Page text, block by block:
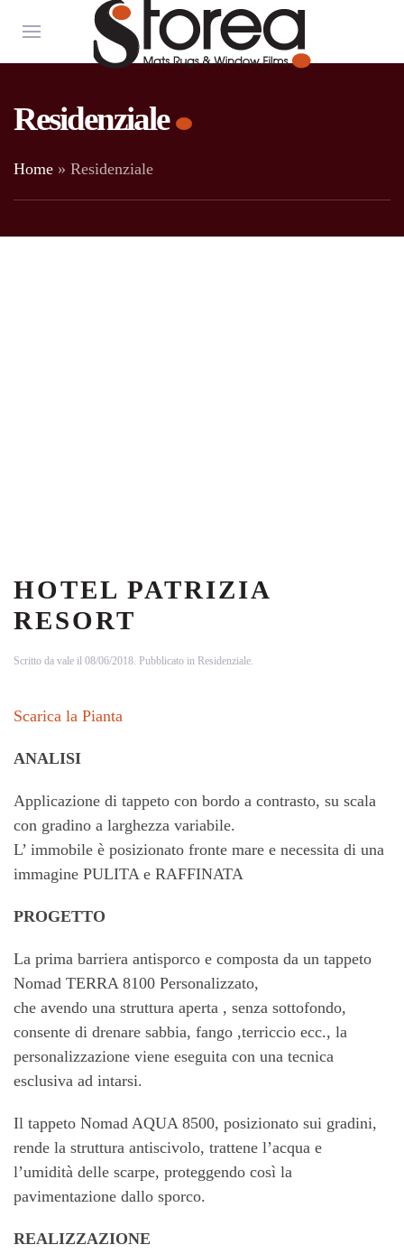
Residenziale
Home » Residenziale
HOTEL PATRIZIA
RESORT
Scritto da vale il 08/06/2018 . Pubblicato in Residenziale
Scarica la Pianta
ANALISI
Applicazione di tappeto con bordo a contrasto, su scala
con gradino a larghezza variabile.
L’ immobile è posizionato fronte mare e necessita di una
immagine PULITA e RAFFINATA
PROGETTO
La prima barriera antisporco e composta da un tappeto
Nomad TERRA 8100 Personalizzato,
che avendo una struttura aperta , senza sottofondo,
consente di drenare sabbia, fango ,terriccio ecc., la
personalizzazione viene eseguita con una tecnica
esclusiva ad intarsi.
Il tappeto Nomad AQUA 8500, posizionato sui gradini,
rende la struttura antiscivolo, trattene l’acqua e
l’umidità delle scarpe, proteggendo così la
pavimentazione dallo sporco.
REALIZZAZIONE